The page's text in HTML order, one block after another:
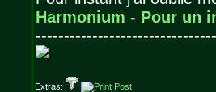
Harmonium - Pour un
--------------------------------
Extras: